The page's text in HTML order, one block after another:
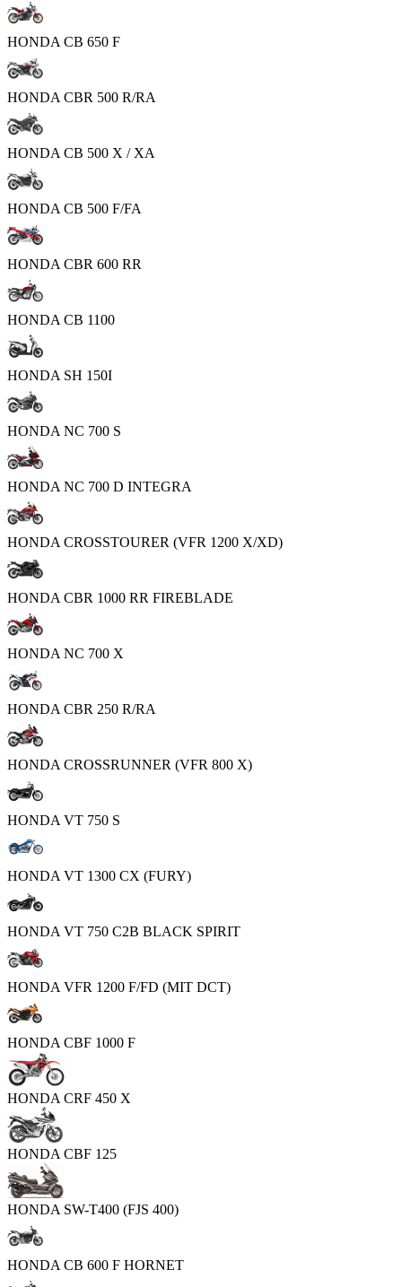
HONDA CB 650 F
HONDA CBR 500 R/RA
HONDA CB 500 X / XA
HONDA CB 500 F/FA
HONDA CBR 600 RR
HONDA CB 1100
HONDA SH 150I
HONDA NC 700 S
HONDA NC 700 D INTEGRA
HONDA CROSSTOURER (VFR 1200 X/XD)
HONDA CBR 1000 RR FIREBLADE
HONDA NC 700 X
HONDA CBR 250 R/RA
HONDA CROSSRUNNER (VFR 800 X)
HONDA VT 750 S
HONDA VT 1300 CX (FURY)
HONDA VT 750 C2B BLACK SPIRIT
HONDA VFR 1200 F/FD (MIT DCT)
HONDA CBF 1000 F
HONDA CRF 450 X
HONDA CBF 125
HONDA SW-T400 (FJS 400)
HONDA CB 600 F HORNET